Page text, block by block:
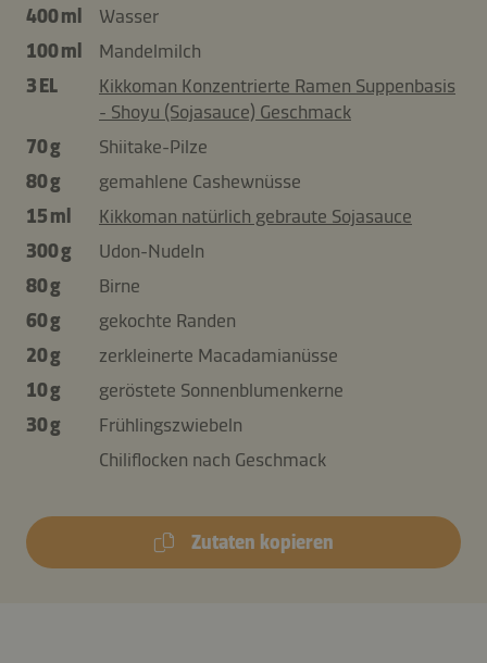
400 ml
Wasser
100 ml
Mandelmilch
3 EL
Kikkoman Konzentrierte Ramen Suppenbasis
- Shoyu (Sojasauce) Geschmack
70 g
Shiitake-Pilze
80 g
gemahlene Cashewnüsse
15 ml
Kikkoman natürlich gebraute Sojasauce
300 g
Udon-Nudeln
80 g
Birne
60 g
gekochte Randen
20 g
zerkleinerte Macadamianüsse
10 g
geröstete Sonnenblumenkerne
30 g
Frühlingszwiebeln
Chiliflocken nach Geschmack
Zutaten kopieren